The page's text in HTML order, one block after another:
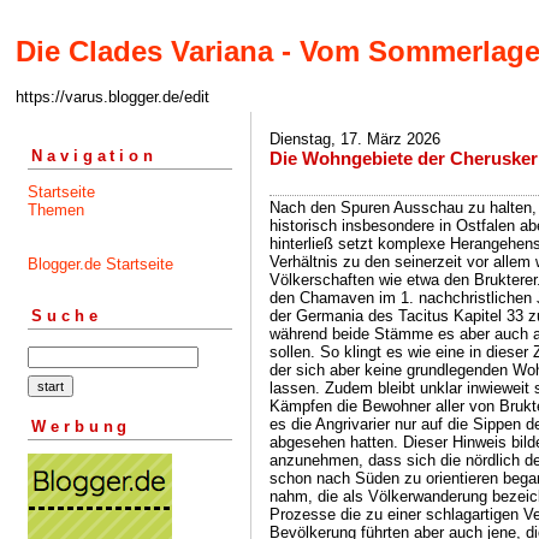
Die Clades Variana - Vom
https://varus.blogger.de/edit
Navigation
Startseite
Themen
Blogger.de Startseite
Suche
Werbung
Dienstag, 17. März 2026
Die Wohngebiete der
Nach den Spuren Ausschau zu halten, die das verstreute Volk der Cherusker historisch insbesondere in Ostfalen aber auch in anderen Regionen Europas hinterließ setzt komplexe Herangehensweisen voraus und steht immer in engem Verhältnis zu den seinerzeit vor allem westlich von ihnen siedelnden Völkerschaften wie etwa den Brukterer. Das die Angrivarier sie im Verbund mit den Chamaven im 1. nachchristlichen Jahrhundert angegriffen haben, soll der Germania des Tacitus Kapitel 33 zufolge an ihrem Übermut gelegen haben, während beide Stämme es aber auch auf das Beute machen abgesehen haben sollen. So klingt es wie eine in dieser Zeit nicht unübliche Stammesfehde aus der sich aber keine grundlegenden Wohnsitzverlagerungen ableiten lassen. Zudem bleibt unklar inwieweit sie Widerstand leisteten, ob sich an den Kämpfen die Bewohner aller von Brukterer besiedelten Gaue beteiligten, oder ob es die Angrivarier nur auf die Sippen der führenden Fürsten in einzelnen Gauen abgesehen hatten. Dieser Hinweis bildete jedoch den Grundstein dafür anzunehmen, dass sich die nördlich des Wiehengebirges siedelnden Angrivarier schon nach Süden zu orientieren begannen, bevor eine Epoche ihren Anfang nahm, die als Völkerwanderung bezeichnet wird. Der Geschichtsverlauf kennt Prozesse die zu einer schlagartigen Veränderung in der Zusammensetzung einer Bevölkerung führten aber auch jene, die sich schleichend vollzogen. Wenn auch nur lückig, so waren Territorien nie unbesiedelt und häufig kam es auch zu Gegenbewegungen indem sich verdrängte Völker ihre einstigen Wohngebiete zurück eroberten. Dieser Anmerkung der es gelang sich einen Platz in der Geschichtsschreibung zu sichern macht die Auswirkungen die man in neuerer Zeit meinte dahinter erkennen zu können nicht unbedingt glaubwürdiger. Tacitus kommentierte zwiespältig in dem er zum einen das germanische Wesen verklärte zum anderen aber bedauerte, dass Tiberius die Bemühungen Germanien zu erobern nicht weiter verfolgte, sodass Zwistigkeiten innerhalb der germanischen Welt Balsam für seine Seele gewesen sein könnten. So passt es auch nicht zu der Überlieferung, dass die Brukterer völlig aufgerieben worden sein sollen und wird daher als übertrieben gewertet. Die Forschung tut sich seit jeher schwer den germanischen Stämmen ihre Siedlungsgebiete zuzuweisen was sich insbesondere auf die rheinnahen Völker bezieht die im Sog des römischen Einflusses lebten. So basierten all unsere Lokalisierungsbemühungen auf den oft voneinander abweichenden und mageren Vorgaben römischer Historiker und Geographen, sodass man dazu überging die Wissenslücken mit teils vagen Vermutungen zu schließen. Jede im Umlauf befindliche Verbreitungskarte basiert daher zwangsläufig auf Unabwägbarkeiten und ist abhängig von der Sichtweise ihres Erschaffers. Das Eingrenzen des Siedlungsgebiet der Brukterer ist speziell, da sich ihr Dialektraum im Gegensatz zum Ostfälischen der Cherusker weniger scharf abzeichnet. Auf Basis unseres Geschichtsverständnisses besiedelten sie eine umfängliche Region die nordöstlich des Niederrhein an der mittleren Ems begann, Raum zum Rhein für benachbarte Stämme ließ, das Münsterland umfasste und in seiner Breite bis zu den äußersten Brukterer an die obere Lippe reichte. Da inmitten dieses Gebietes der Höhenrücken des Teutoburger Waldes verläuft deutet dies daraufhin, dass sie auch in den Gebieten zwischen dem Teutoburger Wald und dem Wiehengebirge lebten. Damit wären sie das südliche Nachbarvolk der nördlich des Wiehengebirges siedelnden Angrivari (lat.), aber auch der Chasuari (lat.) und Chamavi (lat.) und das westliche Nachbarvolk der Cherusci (lat.) gewesen, während sich südlich von ihnen die Stammesgebiete der Sigambri, Tencteri, Usipetes bzw. Marsi (lat.) anschlossen die sich weder geographisch noch ethnisch isolieren lassen und nur im Dialektischen Spuren hinterlassen haben könnten. Bezogen auf die Brukterer geht die Forschung davon aus, dass sie aufgrund der in der Konsequenz jedoch als historisch zweifelhaft bezeichneten Auseinandersetzung mit den Angrivariern in die Regionen südlich der Lippe ausgewichen sein sollen. Sollte es sich so zugetragen haben, dann müsste man ihnen dialektisch betrachtet die südlich der Lippe vorherrschende heutige südwestwestfälische Mundart zuschreiben. Wahrscheinlicher scheint aber, dass der ab der Lippe nördlich verbreitete Münsterländische Dialekt der durch den Fluss eine deutliche Abgrenzung erfährt in seiner Urform die originäre Sprache der Brukterer war und es über die Jahrhunderte, die entsprechenden Lautwandel berücksichtigt, blieb. Somit ließe sich anhand von Dialekt und historischer Bewertung die Behauptung aufstellen, dass sich der Prozess der die Angrivarier südlich des Wiehengebirges zu Engern machte nicht auf den westlichen Teil des Münsterlandes südlich des Teutoburger Waldes auswirkte.